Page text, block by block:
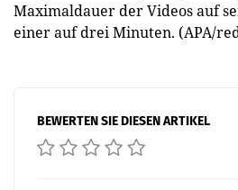
Maximaldauer der Videos auf
einer auf drei Minuten. (APA/
BEWERTEN SIE DIESEN ARTIKEL